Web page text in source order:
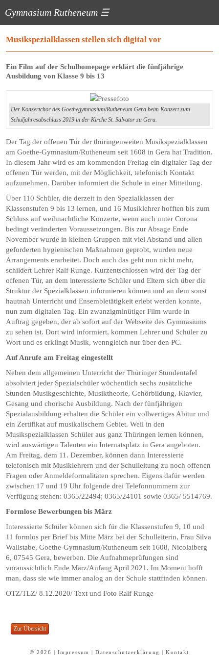
Gymnasium Rutheneum ☰
Musikspezialklassen stellen sich digital vor
Ein Film auf der Schulhomepage erklärt die fünfjährige
Ausbildung von Klasse 9 bis 13
Der Konzertchor des Goethegymnasium/Rutheneum Gera beim Konzert zum
Schuljahresabschluss 2019 in der Kirche St. Salvator zu Gera.
Der Tag der offenen Tür der thüringenweiten Musikspezialklassen
am Goethe-Gymnasium/Rutheneum seit 1608 in Gera hat Tradition.
In diesem Jahr wird es am kommenden Freitag ein digitaler Tag der
offenen Tür werden, mit der Möglichkeit, telefonisch Kontakt
aufzunehmen. Darüber informiert die Schule in einer Mitteilung.
Über 110 Schüler, die derzeit in den Spezialklassen der
Klassenstufen 9 bis 13 lernen, und 16 Musiklehrer hofften bis zum
Schluss auf weihnachtliche Konzerte, wenn auch unter Corona
bedingt veränderten Voraussetzungen. Bis zur Absage Ende
November wurde in kleinen Gruppen mit viel Abstand und allen
geforderten hygienischen Maßnahmen geprobt, wurden neue
Arrangements erarbeitet. Doch auch das geht nun nicht mehr,
schildert Lehrer Ralf Runge. Kurzentschlossen wird der Tag der
offenen Tür, an dem interessierte Schüler und Eltern sich über die
Struktur der Spezialklassen informieren können und an dem sonst
hautnah Unterricht und Ensembletätigkeit erlebt werden konnte,
nun zum digitalen Tag. Ein zwanzigminütiger Film wurde in
Auftrag gegeben, der ab sofort auf der Webseite des Gymnasiums
zu sehen ist. Dort wird informiert, kommen Lehrer und Schüler zu
Wort und es erklingt Musik, wenngleich nur über den PC.
Auf Anrufe am Freitag eingestellt
Neben dem allgemeinen Unterricht der Thüringer Stundentafel
absolviert jeder Spezialschüler wöchentlich sechs zusätzliche
Stunden Musikgeschichte, Musiktheorie, Gehörbildung, Klavier,
Gesang und chorische Ausbildung. Nach der fünfjährigen
Spezialausbildung erhalten die Schüler ein vollwertiges Abitur und
ein Zertifikat auf musikalischem Gebiet. Weil in den
Musikspezialklassen Schüler aus ganz Thüringen lernen können,
wird auswärtigen Talenten ein Internatsplatz in Gera angeboten.
Am Freitag, dem 11. Dezember, können dann Interessierte
telefonisch mit Musiklehrern und der Schulleitung zu noch offenen
Fragen oder Anmeldeformalitäten sprechen. Eigens dafür werden
zwischen 17 und 19 Uhr folgende drei Telefonnummern zur
Verfügung stehen: 0365/22494; 0365/24101 sowie 0365/ 5514769.
Formlose Bewerbungen bis März
Interessierte Schüler können sich für die Klassenstufen 9, 10 und
11 formlos per Brief bis Mitte März bei der Schulleiterin, Frau Silva
Wallstabe, Goethe-Gymnasium/Rutheneum seit 1608, Nicolaiberg
6, 07545 Gera, bewerben. Die Aufnahmeprüfungen sind
voraussichtlich Ende März/Anfang April 2021. Im Moment hofft
man, dass sie wie immer analog an der Schule stattfinden können.
OTZ/TLZ/ 8.12.2020/ Text und Foto Ralf Runge
© 2026 | Impressum |Datenschutzerklärung |Kontakt